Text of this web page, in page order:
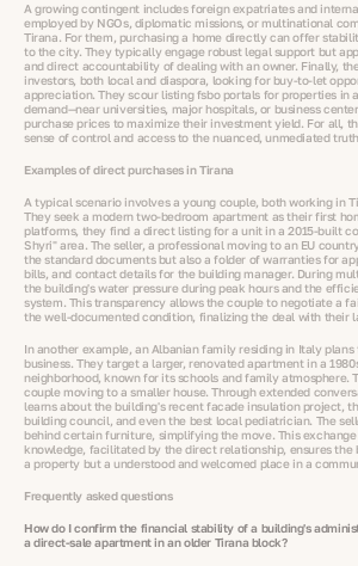
A growing contingent includes foreign expatriates and
employed by NGOs, diplomatic missions, or multinational
Tirana. For them, purchasing a home directly can offer
to the city. They typically engage robust legal support but
and direct accountability of dealing with an owner. Finally,
investors, both local and diaspora, looking for buy-to-let
appreciation. They scour listing fsbo portals for properties in
demand—near universities, major hospitals, or business
purchase prices to maximize their investment yield. For all,
sense of control and access to the nuanced, unmediated
Examples of direct purchases in Tirana
A typical scenario involves a young couple, both working in
They seek a modern two-bedroom apartment as their first
platforms, they find a direct listing for a unit in a 2015-built
Shyri" area. The seller, a professional moving to an EU
the standard documents but also a folder of warranties for
bills, and contact details for the building manager. During
the building's water pressure during peak hours and the
system. This transparency allows the couple to negotiate a
the well-documented condition, finalizing the deal with their
In another example, an Albanian family residing in Italy
business. They target a larger, renovated apartment in a
neighborhood, known for its schools and family atmosphere.
couple moving to a smaller house. Through extended
learns about the building's recent facade insulation project,
building council, and even the best local pediatrician. The
behind certain furniture, simplifying the move. This
knowledge, facilitated by the direct relationship, ensures the
a property but a understood and welcomed place in a
Frequently asked questions
How do I confirm the financial stability of a building's
a direct-sale apartment in an older Tirana block?